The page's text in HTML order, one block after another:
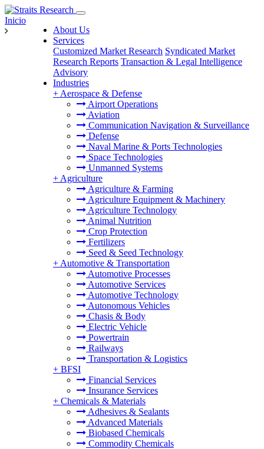
About Us
Services
Customized Market Research Syndicated Market
Research Reports Transaction & Legal Intelligence
Advisory
Industries
+ Aerospace & Defense
Airport Operations
Aviation
Communication Navigation & Surveillance
Defense
Naval Marine & Ports Technologies
Space Technologies
Unmanned Systems
+ Agriculture
Agriculture & Farming
Agriculture Equipment & Machinery
Agriculture Technology
Animal Nutrition
Crop Protection
Fertilizers
Seed & Seed Technology
+ Automotive & Transportation
Automotive Processes
Automotive Services
Automotive Technology
Autonomous Vehicles
Chasis & Body
Electric Vehicle
Powertrain
Railways
Transportation & Logistics
+ BFSI
Financial Services
Insurance Services
+ Chemicals & Materials
Adhesives & Sealants
Advanced Materials
Biobased Chemicals
Commodity Chemicals
Inicio